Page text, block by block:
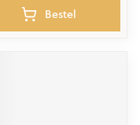
Bestel